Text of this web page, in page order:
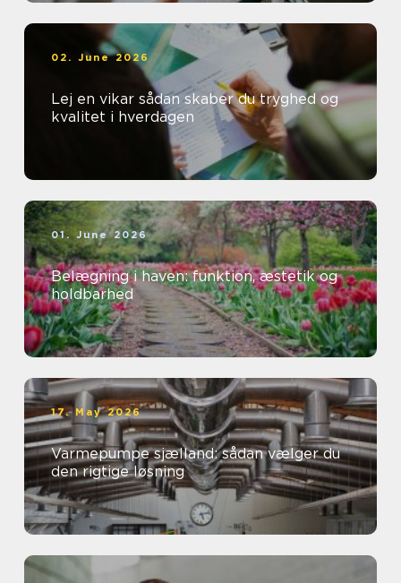
02. June 2026
Lej en vikar sådan skaber du tryghed og
kvalitet i hverdagen
01. June 2026
Belægning i haven: funktion, æstetik og
holdbarhed
17. May 2026
Varmepumpe sjælland: sådan vælger du
den rigtige løsning